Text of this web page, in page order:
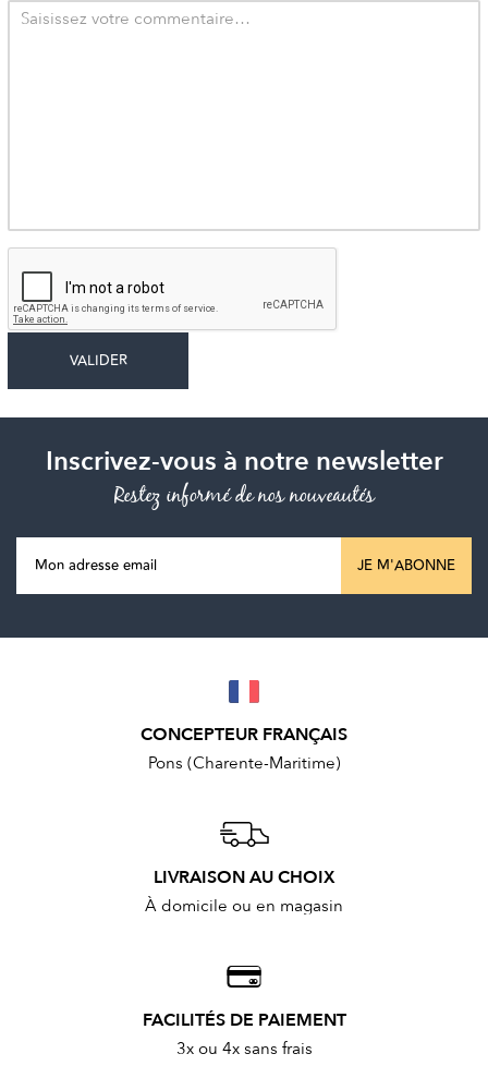
Inscrivez-vous à notre newsletter
Restez informé de nos nouveautés
JE M'ABONNE
CONCEPTEUR FRANÇAIS
Pons (Charente-Maritime)
LIVRAISON AU CHOIX
À domicile ou en magasin
FACILITÉS DE PAIEMENT
3x ou 4x sans frais